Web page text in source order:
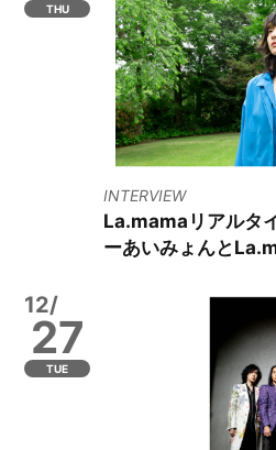
THU
INTERVIEW
La.mamaリアルタ
ーあいみょんと
12/
27
TUE